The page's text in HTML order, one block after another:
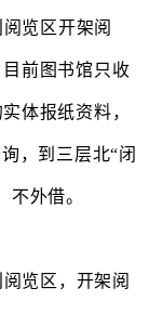
览区开架阅
前图书馆只收
体报纸资料，
，到三层北“闭
不外借。
览区，开架阅